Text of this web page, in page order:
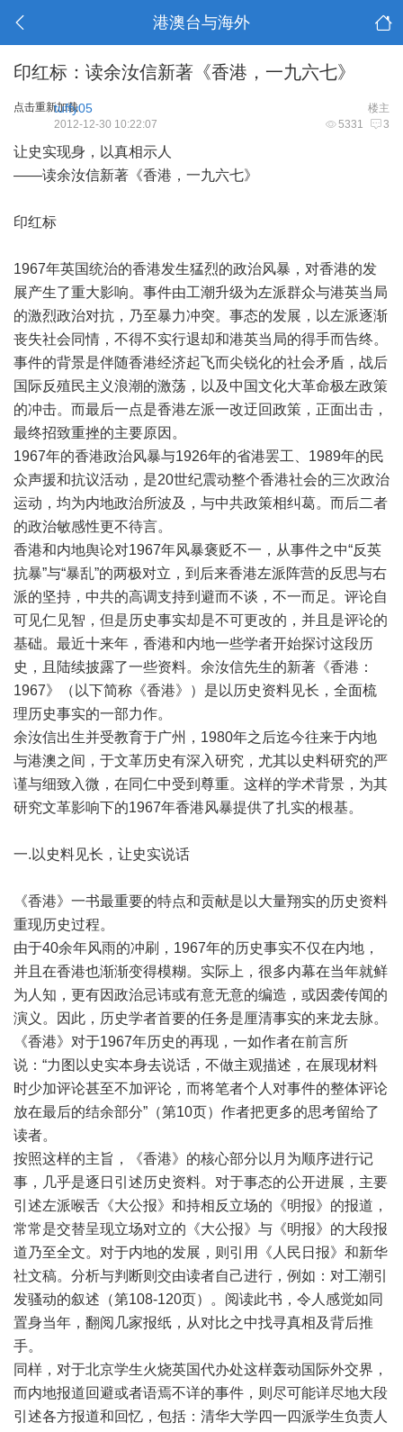
港澳台与海外
印红标：读余汝信新著《香港，一九六七》
点击重新加载 楼主
tuffy05
5331 3
2012-12-30 10:22:07
让史实现身，以真相示人
——读余汝信新著《香港，一九六七》
印红标
1967年英国统治的香港发生猛烈的政治风暴，对香港的发
展产生了重大影响。事件由工潮升级为左派群众与港英当局
的激烈政治对抗，乃至暴力冲突。事态的发展，以左派逐渐
丧失社会同情，不得不实行退却和港英当局的得手而告终。
事件的背景是伴随香港经济起飞而尖锐化的社会矛盾，战后
国际反殖民主义浪潮的激荡，以及中国文化大革命极左政策
的冲击。而最后一点是香港左派一改迂回政策，正面出击，
最终招致重挫的主要原因。
1967年的香港政治风暴与1926年的省港罢工、 1989年的民
众声援和抗议活动，是20世纪震动整个香港社会的三次政治
运动，均为内地政治所波及，与中共政策相纠葛。而后二者
的政治敏感性更不待言。
香港和内地舆论对1967年风暴褒贬不一，从事件之中“反英
抗暴”与“暴乱”的两极对立，到后来香港左派阵营的反思与右
派的坚持，中共的高调支持到避而不谈，不一而足。评论自
可见仁见智，但是历史事实却是不可更改的，并且是评论的
基础。最近十来年，香港和内地一些学者开始探讨这段历
史，且陆续披露了一些资料。余汝信先生的新著《香港：
1967》（以下简称《香港》）是以历史资料见长，全面梳
理历史事实的一部力作。
余汝信出生并受教育于广州， 1980年之后迄今往来于内地
与港澳之间，于文革历史有深入研究，尤其以史料研究的严
谨与细致入微，在同仁中受到尊重。这样的学术背景，为其
研究文革影响下的1967年香港风暴提供了扎实的根基。
一. 以史料见长，让史实说话
《香港》一书最重要的特点和贡献是以大量翔实的历史资料
重现历史过程。
由于40余年风雨的冲刷， 1967年的历史事实不仅在内地，
并且在香港也渐渐变得模糊。实际上，很多内幕在当年就鲜
为人知，更有因政治忌讳或有意无意的编造，或因袭传闻的
演义。因此，历史学者首要的任务是厘清事实的来龙去脉。
《香港》对于1967年历史的再现，一如作者在前言所
说： “力图以史实本身去说话，不做主观描述，在展现材料
时少加评论甚至不加评论，而将笔者个人对事件的整体评论
放在最后的结余部分” （第10页）作者把更多的思考留给了
读者。
按照这样的主旨，《香港》的核心部分以月为顺序进行记
事，几乎是逐日引述历史资料。对于事态的公开进展，主要
引述左派喉舌《大公报》和持相反立场的《明报》的报道，
常常是交替呈现立场对立的《大公报》与《明报》的大段报
道乃至全文。对于内地的发展，则引用《人民日报》和新华
社文稿。分析与判断则交由读者自己进行，例如：对工潮引
发骚动的叙述（第108-120页）。阅读此书，令人感觉如同
置身当年，翻阅几家报纸，从对比之中找寻真相及背后推
手。
同样，对于北京学生火烧英国代办处这样轰动国际外交界，
而内地报道回避或者语焉不详的事件，则尽可能详尽地大段
引述各方报道和回忆，包括：清华大学四一四派学生负责人